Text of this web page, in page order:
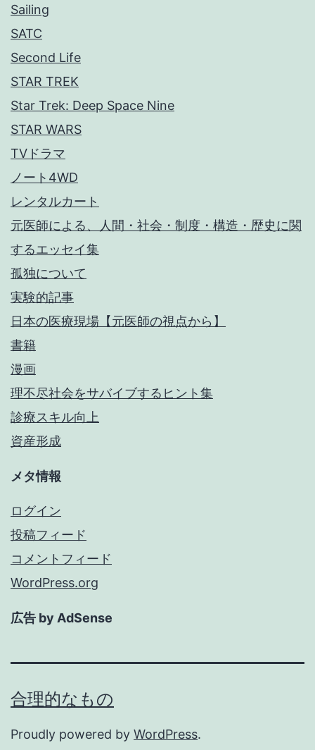
Sailing
SATC
Second Life
STAR TREK
Star Trek: Deep Space Nine
STAR WARS
TVドラマ
ノート4WD
レンタルカート
元医師による、人間・社会・制度・構造・歴史に関
するエッセイ集
孤独について
実験的記事
日本の医療現場【元医師の視点から】
書籍
漫画
理不尽社会をサバイブするヒント集
診療スキル向上
資産形成
メタ情報
ログイン
投稿フィード
コメントフィード
WordPress.org
広告 by AdSense
合理的なもの
Proudly powered by WordPress.